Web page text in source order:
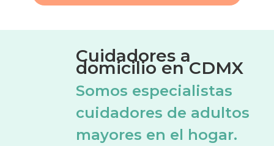
Cuidadores a
domicilio en CDMX
Somos especialistas
cuidadores de adultos
mayores en el hogar.